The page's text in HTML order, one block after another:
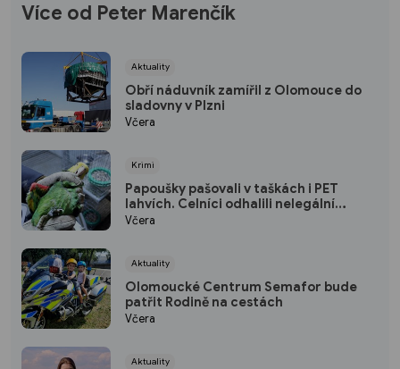
Více od Peter Marenčík
Aktuality
Obří náduvník zamířil z Olomouce do
sladovny v Plzni
Včera
Krimi
Papoušky pašovali v taškách i PET
lahvích. Celníci odhalili nelegální
obchod
Včera
Aktuality
Olomoucké Centrum Semafor bude
patřit Rodině na cestách
Včera
Aktuality